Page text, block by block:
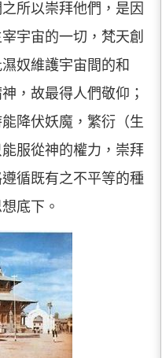
所以崇拜他們，是因
宇宙的一切，梵天創
奴維護宇宙間的和
，故最得人們敬仰；
降伏妖魔，繁衍（生
服從神的權力，崇拜
循既有之不平等的種
底下。